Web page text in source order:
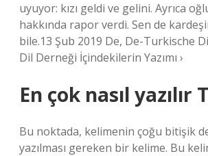
uyuyor: kızı geldi ve gelini. Ayrıca
hakkında rapor verdi. Sen de
bile.13 Şub 2019 De, De-Turkische
Dil Derneği İçindekilerin Yazımı ›
En çok nasıl yazılır
Bu noktada, kelimenin çoğu bitişik
yazılması gereken bir kelime. Bu